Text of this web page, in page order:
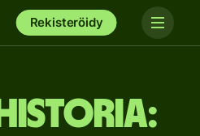
Rekisteröidy